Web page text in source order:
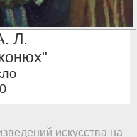
Л.
искусства на